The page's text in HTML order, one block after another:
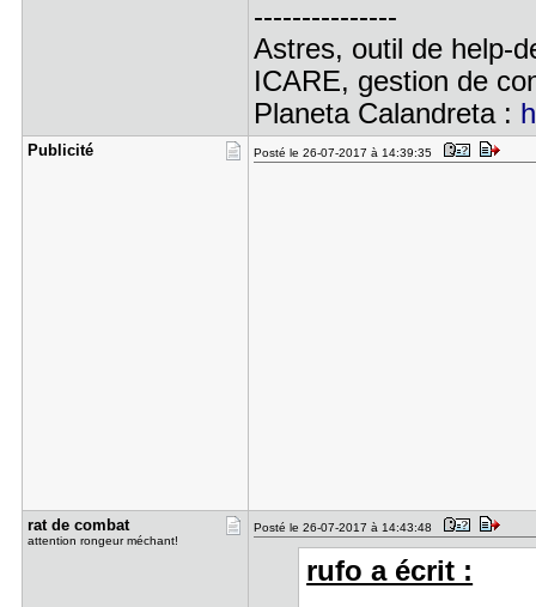
---------------
Astres, outil de help-
ICARE, gestion de
Planeta Calandreta :
Publicité Posté le 26-07-2017 à 14:39:35
rat de com​bat
attention rongeur méchant!
Posté le 26-07-2017 à 14:43:48
rufo a écrit :